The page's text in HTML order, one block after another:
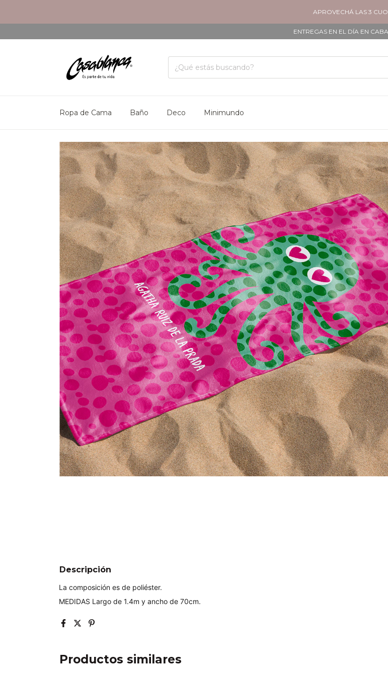
APROVECHÁ LAS 3 CUOTAS
ENTREGAS EN EL DÍA EN CABA Y GBA
Ropa de Cama Baño Deco Minimundo
Descripción
La composición es de poliéster.
MEDIDAS Largo de 1.4m y ancho de 70cm.
Productos similares